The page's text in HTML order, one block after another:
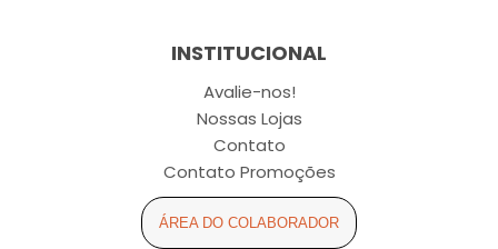
INSTITUCIONAL
Avalie-nos!
Nossas Lojas
Contato
Contato Promoções
ÁREA DO COLABORADOR